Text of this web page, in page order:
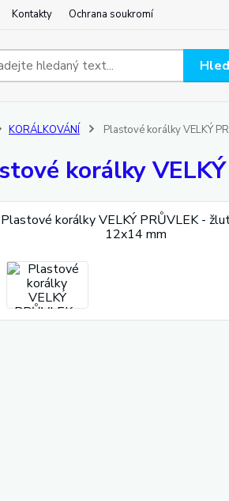
Kontakty Ochrana soukromí
KORÁLKOVÁNÍ Plastové korálky VELKÝ
korálky